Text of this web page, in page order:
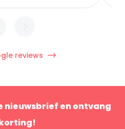
reviews
nieuwsbrief en ontvang